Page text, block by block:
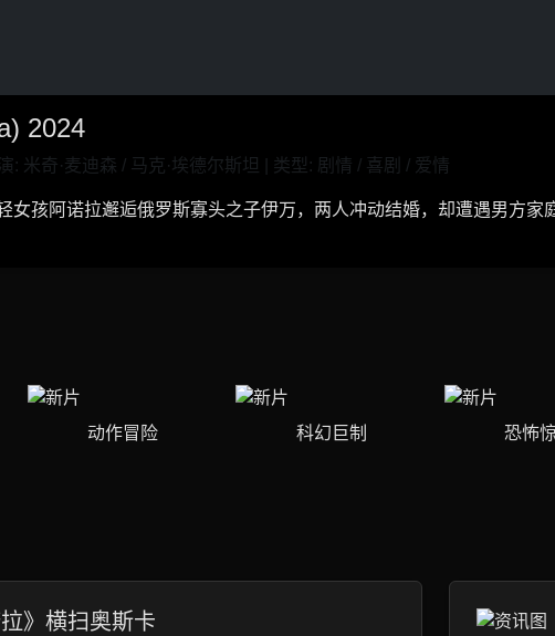
2024
: 米奇·麦迪森 / 马克·埃德尔斯坦 | 类型: 剧情 / 喜剧 / 爱情
女孩阿诺拉邂逅俄罗斯寡头之子伊万，两人冲动结婚，却遭遇男方
动作冒险 科幻巨制 恐怖
拉》横扫奥斯卡